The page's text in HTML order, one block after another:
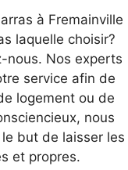
à Fremainville
laquelle choisir?
nous. Nos experts
service afin de
logement ou de
nous
but de laisser les
et propres.